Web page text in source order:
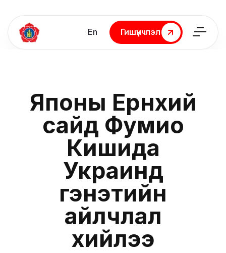
En
Гишүүнчлэл
Гишүүнчлэл
Японы Ерөнхий
сайд Фумио
Кишида
Украинд
гэнэтийн
айлчлал
хийлээ